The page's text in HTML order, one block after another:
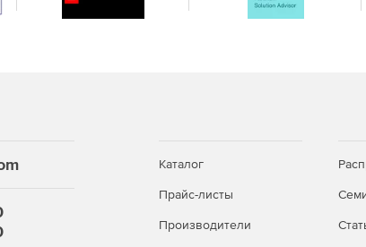
Каталог
Прайс-листы
Производители